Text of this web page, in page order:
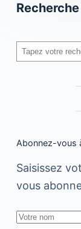
Recherche
Rechercher
Abonnez-vous
Saisissez
vous